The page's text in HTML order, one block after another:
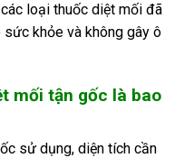
loại thuốc diệt mối đã
khỏe và không gây ô
mối tận gốc là bao
sử dụng, diện tích cần